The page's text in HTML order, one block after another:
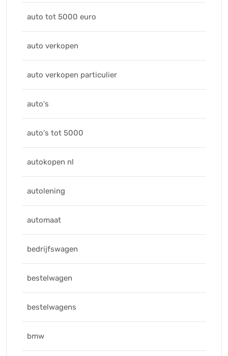
auto tot 5000 euro
auto verkopen
auto verkopen particulier
auto's
auto's tot 5000
autokopen nl
autolening
automaat
bedrijfswagen
bestelwagen
bestelwagens
bmw